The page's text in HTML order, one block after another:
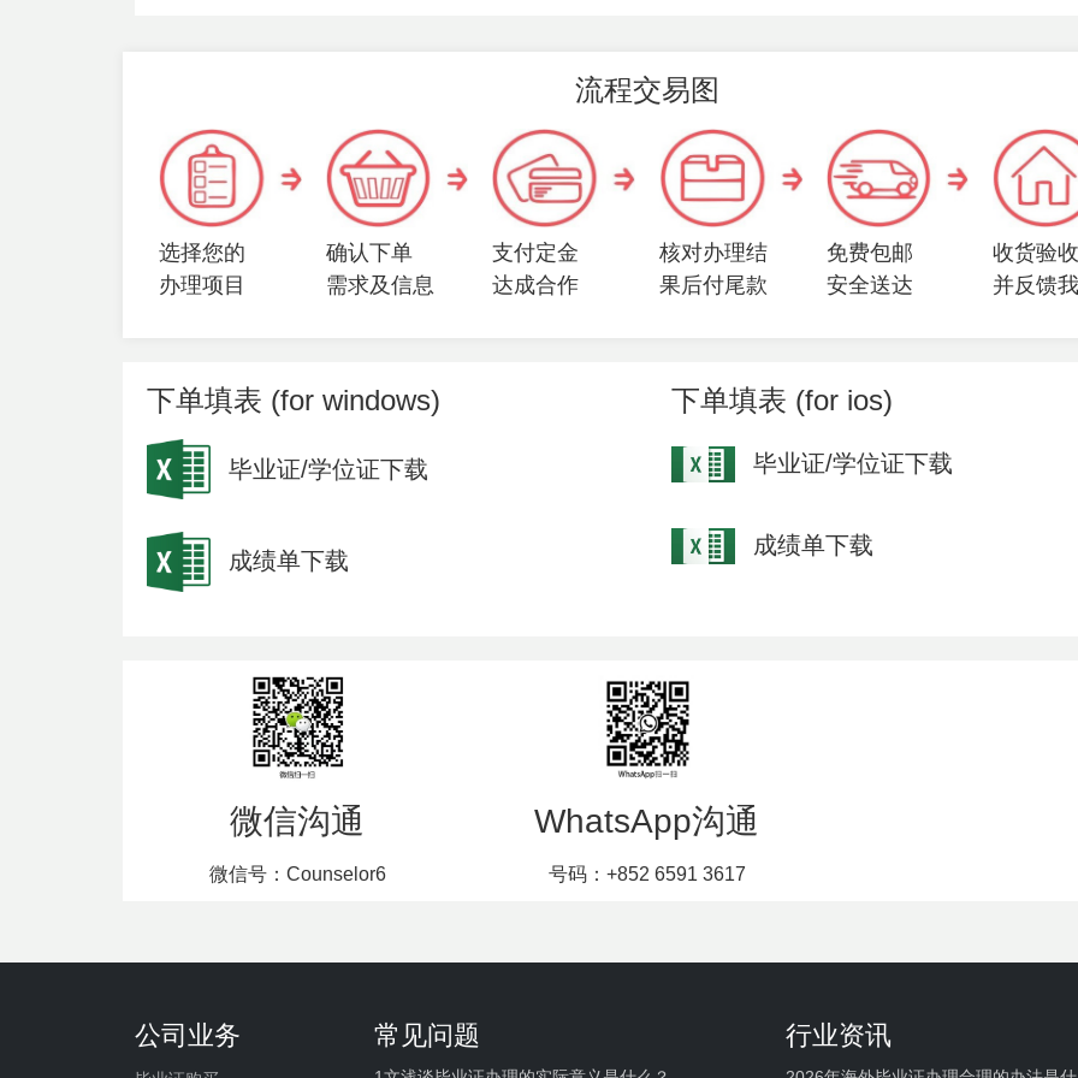
流程交易图
选择您的
办理项目
确认下单
需求及信息
支付定金
达成合作
核对办理结
果后付尾款
免费包邮
安全送达
收货验
并反馈
下单填表 (for windows)
毕业证/学位证下载
成绩单下载
下单填表 (for ios)
毕业证/学位证下载
成绩单下载
微信沟通
微信号：Counselor6
WhatsApp沟通
号码：+852 6591 3617
公司业务 常见问题 行业资讯